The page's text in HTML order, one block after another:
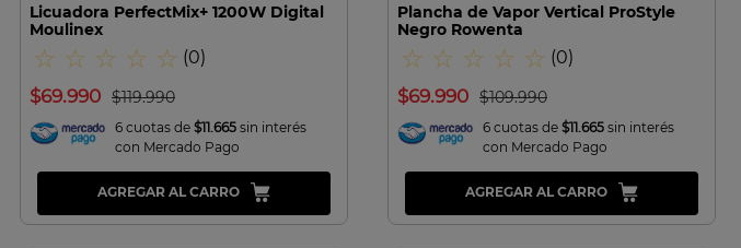
Licuadora PerfectMix+ 1200W Digital
Moulinex
☆ ☆ ☆ ☆ ☆ (0)
$119.990
$69.990
6 cuotas de $11.665 sin interés
con Mercado Pago
AGREGAR AL CARRO
Plancha de Vapor Vertical ProStyle
Negro Rowenta
☆ ☆ ☆ ☆ ☆ (0)
$109.990
$69.990
6 cuotas de $11.665 sin interés
con Mercado Pago
AGREGAR AL CARRO